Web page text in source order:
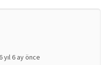
yıl 6 ay önce